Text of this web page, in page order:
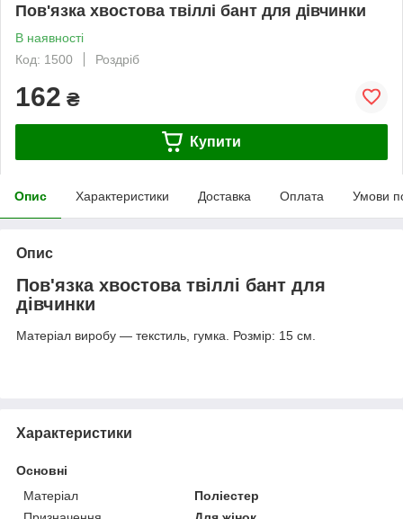
Пов'язка хвостова твіллі бант для дівчинки
В наявності
Код: 1500
Роздріб
162 ₴
Купити
Опис Характеристики Доставка Оплата Умови
Опис
Пов'язка хвостова твіллі бант для
дівчинки
Матеріал виробу — текстиль, гумка. Розмір: 15 см.
Характеристики
Основні
Матеріал
Поліестер